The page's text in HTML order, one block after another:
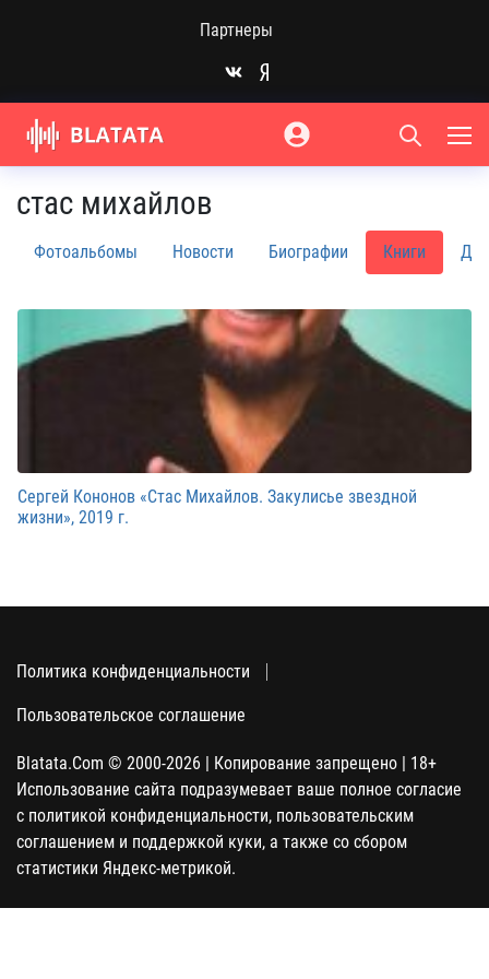
Партнеры
стас михайлов
Фотоальбомы Новости Биографии Книги
Сергей Кононов «Стас Михайлов. Закулисье звездной
жизни», 2019 г.
Политика конфиденциальности
Пользовательское соглашение
Blatata.Com © 2000-2026 | Копирование запрещено | 18+
Использование сайта подразумевает ваше полное согласие
с политикой конфиденциальности, пользовательским
соглашением и поддержкой куки, а также со сбором
статистики Яндекс-метрикой.